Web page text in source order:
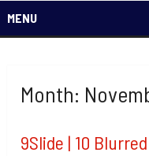
MENU
Month:
9Slide | 10